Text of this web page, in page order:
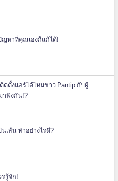
ญหาที่คุณเองก็แก้ได้!
ดตั้งแอร์ได้ไหมชาว Pantip กับผู้
าฟังกัน!?
เส้น ทำอย่างไรดี?
รู้จัก!